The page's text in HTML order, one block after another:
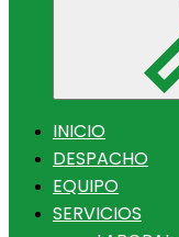
INICIO
DESPACHO
EQUIPO
SERVICIOS